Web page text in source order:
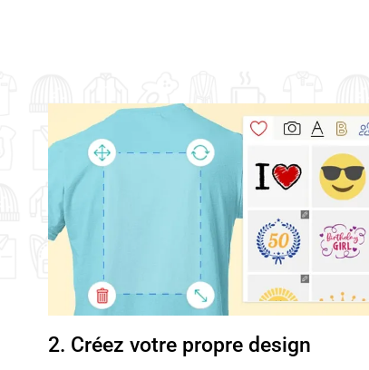
2. Créez votre propre design